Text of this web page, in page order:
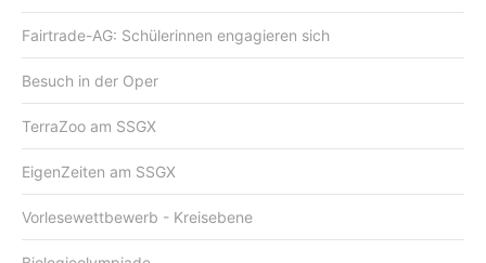
Fairtrade-AG: Schülerinnen engagieren sich
Besuch in der Oper
TerraZoo am SSGX
EigenZeiten am SSGX
Vorlesewettbewerb - Kreisebene